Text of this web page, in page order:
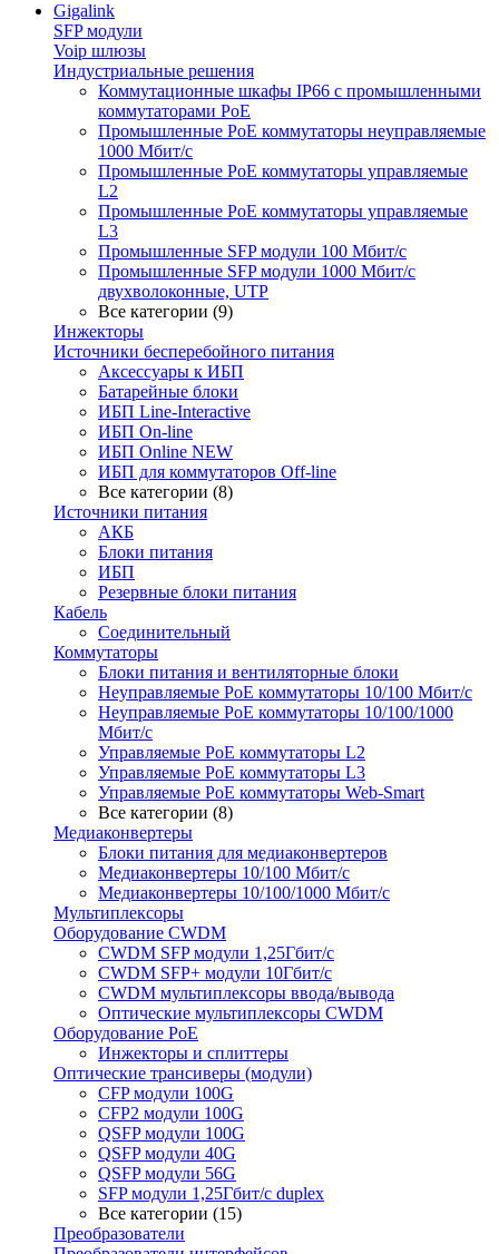
Gigalink
SFP модули
Voip шлюзы
Индустриальные решения
Коммутационные шкафы IP66 c промышленными
коммутаторами PoE
Промышленные PoE коммутаторы неуправляемые
1000 Мбит/с
Промышленные PoE коммутаторы управляемые
L2
Промышленные PoE коммутаторы управляемые
L3
Промышленные SFP модули 100 Мбит/c
Промышленные SFP модули 1000 Мбит/c
двухволоконные, UTP
Все категории (9)
Инжекторы
Источники бесперебойного питания
Аксессуары к ИБП
Батарейные блоки
ИБП Line-Interactive
ИБП On-line
ИБП Online NEW
ИБП для коммутаторов Off-line
Все категории (8)
Источники питания
АКБ
Блоки питания
ИБП
Резервные блоки питания
Кабель
Соединительный
Коммутаторы
Блоки питания и вентиляторные блоки
Неуправляемые PoE коммутаторы 10/100 Мбит/с
Неуправляемые PoE коммутаторы 10/100/1000
Мбит/с
Управляемые PoE коммутаторы L2
Управляемые PoE коммутаторы L3
Управляемые PoE коммутаторы Web-Smart
Все категории (8)
Медиаконвертеры
Блоки питания для медиаконвертеров
Медиаконвертеры 10/100 Мбит/с
Медиаконвертеры 10/100/1000 Мбит/c
Мультиплексоры
Оборудование CWDM
CWDM SFP модули 1,25Гбит/с
CWDM SFP+ модули 10Гбит/с
CWDM мультиплексоры ввода/вывода
Оптические мультиплексоры CWDM
Оборудование PoE
Инжекторы и сплиттеры
Оптические трансиверы (модули)
CFP модули 100G
CFP2 модули 100G
QSFP модули 100G
QSFP модули 40G
QSFP модули 56G
SFP модули 1,25Гбит/с duplex
Все категории (15)
Преобразователи